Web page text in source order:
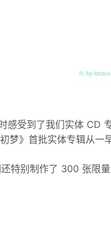
感受到了我们实体 CD
梦》首批实体专辑从一
特别制作了 300 张限